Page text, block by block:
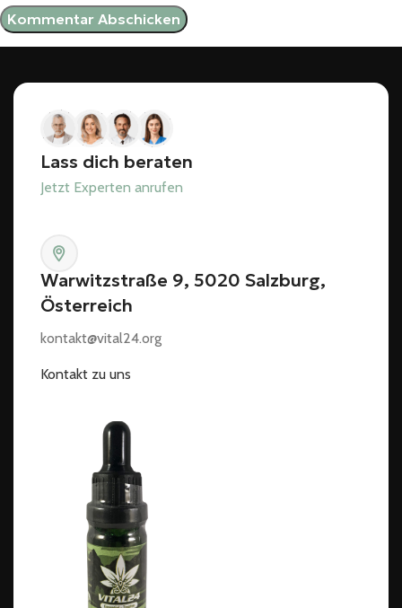
Lass dich beraten
Jetzt Experten anrufen
Warwitzstraße 9, 5020 Salzburg,
Österreich
kontakt@vital24.org
Kontakt zu uns